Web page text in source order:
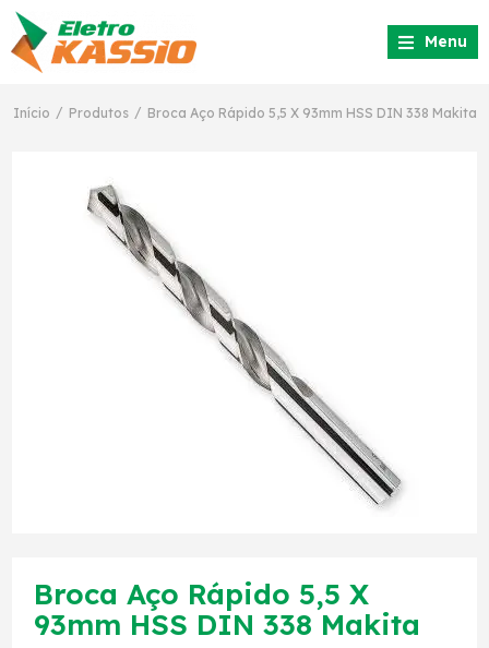
Menu
Início / Produtos / Broca Aço Rápido 5,5 X 93mm HSS DIN 338 Makita
Broca Aço Rápido 5,5 X
93mm HSS DIN 338 Makita